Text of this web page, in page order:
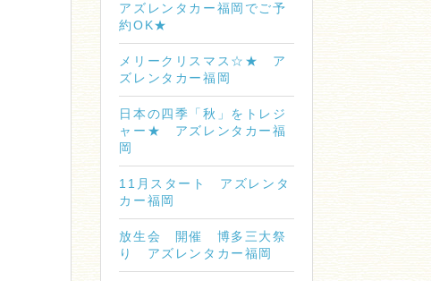
アズレンタカー福岡でご予
約OK★
メリークリスマス☆★ ア
ズレンタカー福岡
日本の四季「秋」をトレジ
ャー★ アズレンタカー福
岡
11月スタート アズレンタ
カー福岡
放生会 開催 博多三大祭
り アズレンタカー福岡